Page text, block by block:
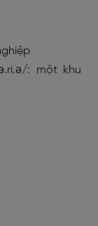
: một khu